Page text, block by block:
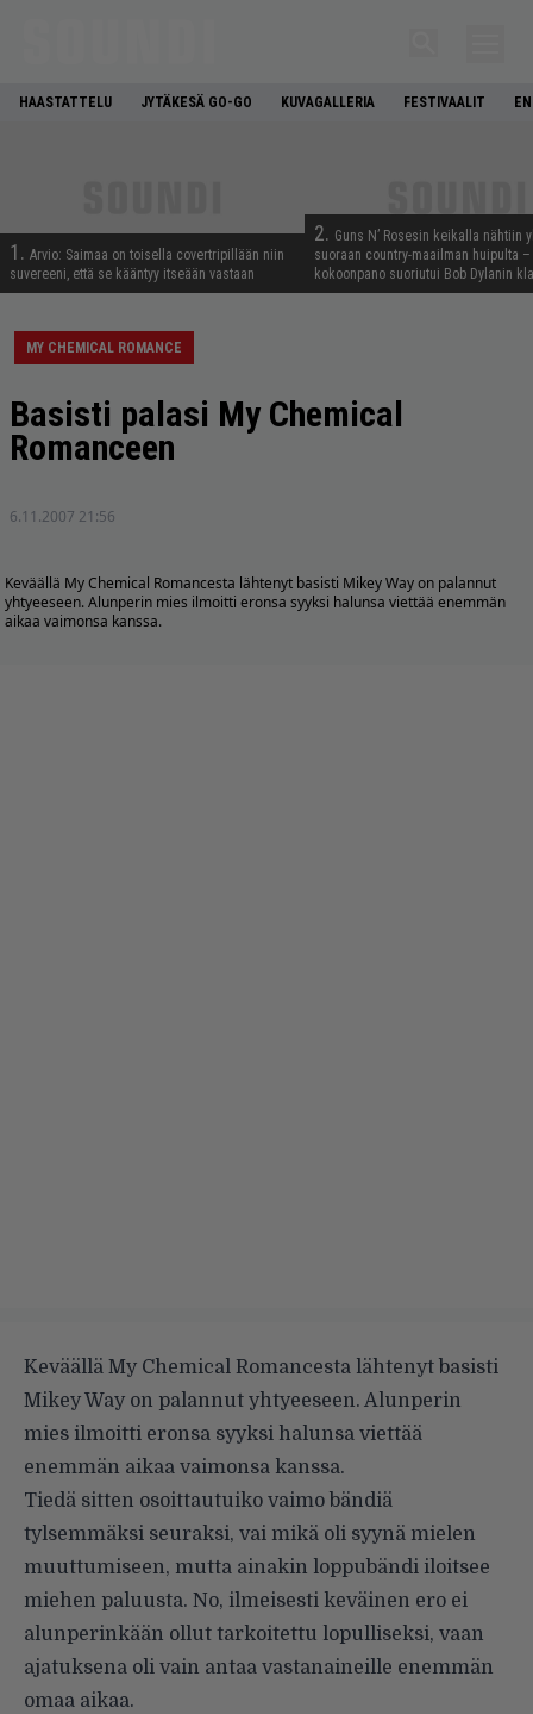
HAASTATTELU JYTÄKESÄ GO-GO KUVAGALLERIA FESTIVAALIT
1. Arvio: Saimaa on toisella covertripillään niin
suvereeni, että se kääntyy itseään vastaan
2. Guns N’ Rosesin keikalla nähtiin
suoraan country-maailman huipulta
kokoonpano suoriutui Bob Dylanin
MY CHEMICAL ROMANCE
Basisti palasi My Chemical
Romanceen
6.11.2007 21:56
Keväällä My Chemical Romancesta lähtenyt basisti Mikey Way on palannut
yhtyeeseen. Alunperin mies ilmoitti eronsa syyksi halunsa viettää enemmän
aikaa vaimonsa kanssa.
Keväällä My Chemical Romancesta lähtenyt basisti
Mikey Way on palannut yhtyeeseen. Alunperin
mies ilmoitti eronsa syyksi halunsa viettää
enemmän aikaa vaimonsa kanssa.
Tiedä sitten osoittautuiko vaimo bändiä
tylsemmäksi seuraksi, vai mikä oli syynä mielen
muuttumiseen, mutta ainakin loppubändi iloitsee
miehen paluusta. No, ilmeisesti keväinen ero ei
alunperinkään ollut tarkoitettu lopulliseksi, vaan
ajatuksena oli vain antaa vastanaineille enemmän
omaa aikaa.